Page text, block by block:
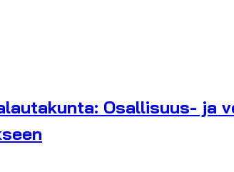
Osallisuus- ja